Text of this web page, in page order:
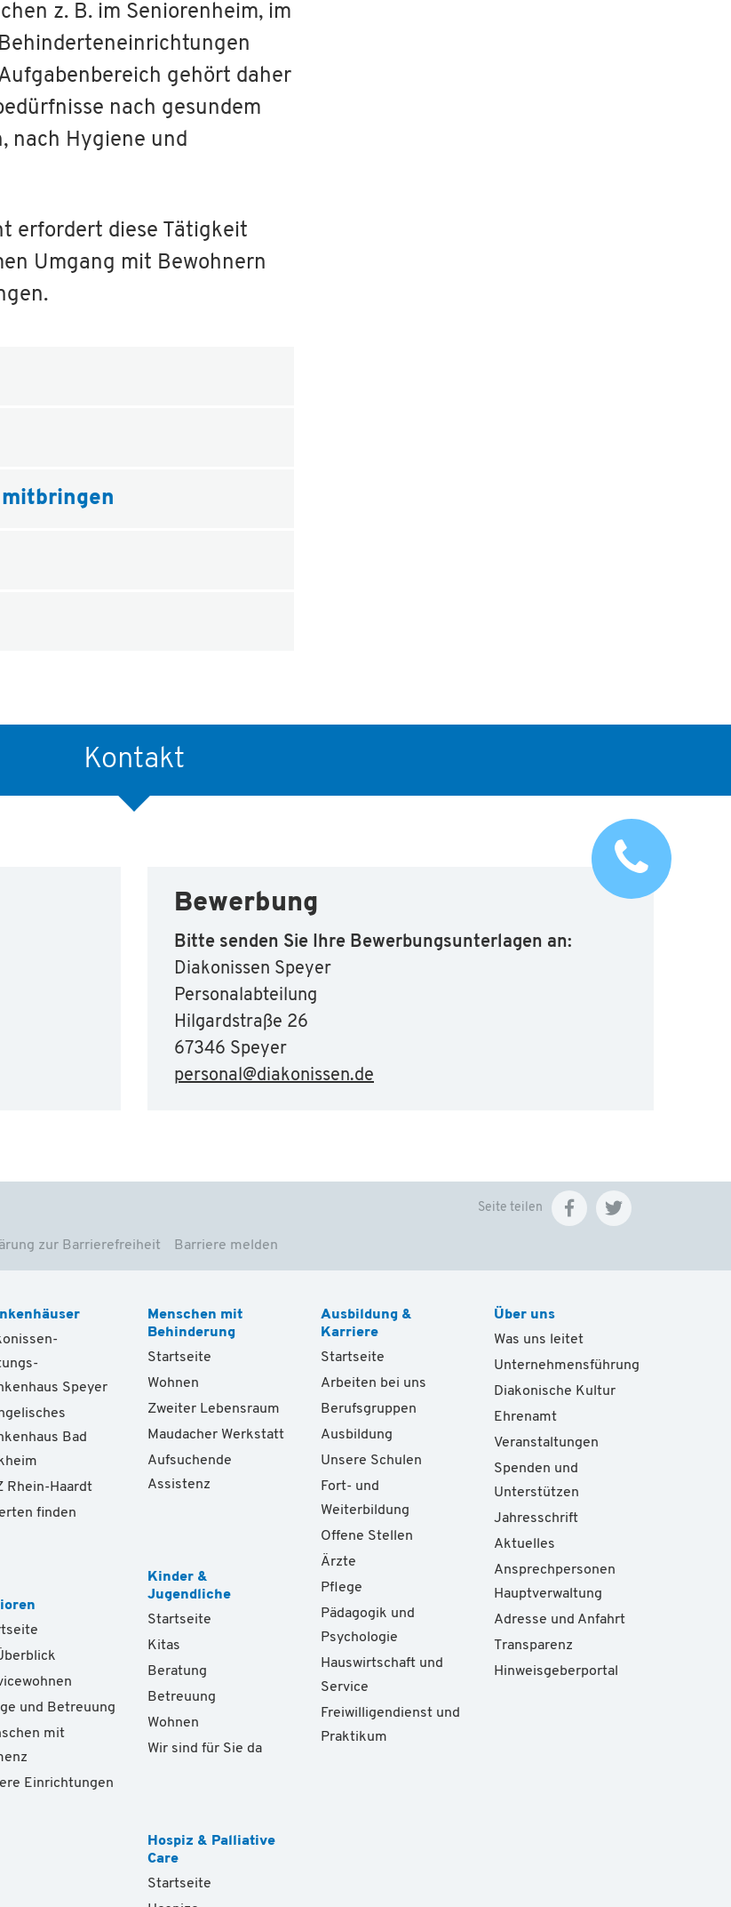
z. B. im Seniorenheim, im
gehört daher
nach gesundem
nach Hygiene und
erfordert diese Tätigkeit
Umgang mit Bewohnern
Kontakt
Bewerbung
Bitte senden Sie Ihre Bewerbungsunterlagen an:
Diakonissen Speyer
Personalabteilung
Hilgardstraße 26
67346 Speyer
personal @diakonissen.de
zur Barrierefreiheit Barriere melden
Seite teilen
Speyer
Bad
Rhein-Haardt
finden
und Betreuung
mit
Einrichtungen
Menschen mit
Behinderung
Startseite
Wohnen
Zweiter Lebensraum
Maudacher Werkstatt
Aufsuchende
Assistenz
Kinder &
Jugendliche
Startseite
Kitas
Beratung
Betreuung
Wohnen
Wir sind für Sie da
Hospiz & Palliative
Care
Startseite
Ausbildung &
Karriere
Startseite
Arbeiten bei uns
Berufsgruppen
Ausbildung
Unsere Schulen
Fort- und
Weiterbildung
Offene Stellen
Ärzte
Pflege
Pädagogik und
Psychologie
Hauswirtschaft und
Service
Freiwilligendienst und
Praktikum
Über uns
Was uns leitet
Unternehmensführung
Diakonische Kultur
Ehrenamt
Veranstaltungen
Spenden und
Unterstützen
Jahresschrift
Aktuelles
Ansprechpersonen
Hauptverwaltung
Adresse und Anfahrt
Transparenz
Hinweisgeberportal